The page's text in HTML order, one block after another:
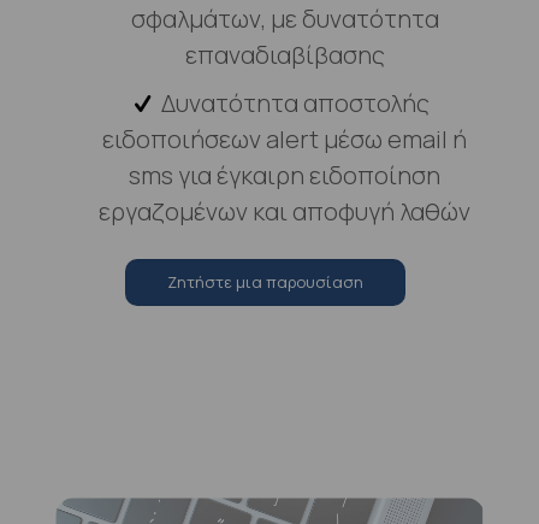
σφαλμάτων, με δυνατότητα
επαναδιαβίβασης
Δυνατότητα αποστολής
ειδοποιήσεων alert μέσω email ή
sms για έγκαιρη ειδοποίηση
εργαζομένων και αποφυγή λαθών
Zητήστε μια παρουσίαση